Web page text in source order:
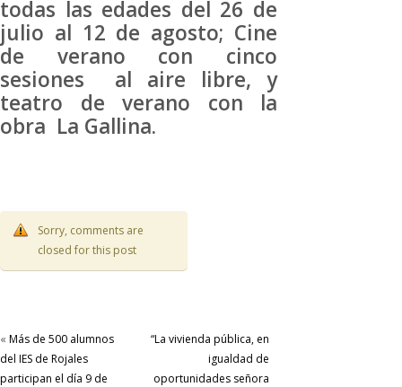
todas las edades del 26 de
julio al 12 de agosto; Cine
de verano con cinco
sesiones al aire libre, y
teatro de verano con la
obra La Gallina.
Sorry, comments are
closed for this post
« Más de 500 alumnos
del IES de Rojales
participan el día 9 de
“La vivienda pública, en
igualdad de
oportunidades señora